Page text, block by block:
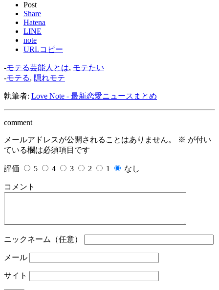
Post
Share
Hatena
LINE
note
URLコピー
-モテる芸能人とは, モテたい
-モテる, 隠れモテ
執筆者: Love Note - 最新恋愛ニュースまとめ
comment
メールアドレスが公開されることはありません。 ※ が付い
ている欄は必須項目です
評価 5 4 3 2 1 なし
コメント
ニックネーム（任意）
メール
サイト